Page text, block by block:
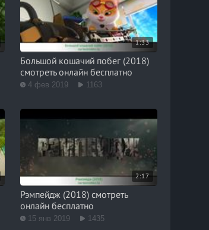
1:33
Большой кошачий побег (2018)
смотреть онлайн бесплатно
4 фев 2019 1163
2:17
Рэмпейдж (2018) смотреть
онлайн бесплатно
15 янв 2019 1435